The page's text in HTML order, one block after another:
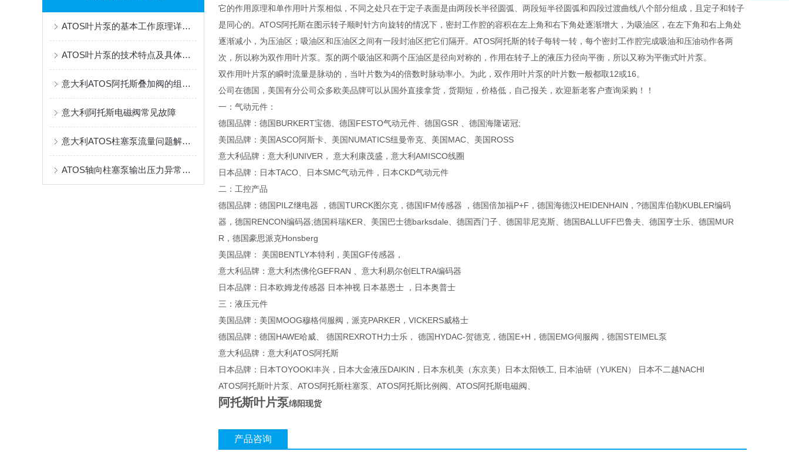
ATOS叶片泵的基本工作原理详细分析
ATOS叶片泵的技术特点及具体应用场景
意大利ATOS阿托斯叠加阀的组装步骤
意大利阿托斯电磁阀常见故障
意大利ATOS柱塞泵流量问题解决方案
ATOS轴向柱塞泵输出压力异常输出压力过低
它的作用原理和单作用叶片泵相似，不同之处只在于定子表面是由两段长半径圆弧、两段短半径圆弧和四段过渡曲线八个部分组成，且定子和转子
是同心的。ATOS阿托斯在图示转子顺时针方向旋转的情况下，密封工作腔的容积在左上角和右下角处逐渐增大，为吸油区，在左下角和右上角处
逐渐减小，为压油区；吸油区和压油区之间有一段封油区把它们隔开。ATOS阿托斯的转子每转一转，每个密封工作腔完成吸油和压油动作各两
次，所以称为双作用叶片泵。泵的两个吸油区和两个压油区是径向对称的，作用在转子上的液压力径向平衡，所以又称为平衡式叶片泵。
双作用叶片泵的瞬时流量是脉动的，当叶片数为4的倍数时脉动率小。为此，双作用叶片泵的叶片数一般都取12或16。
公司在德国，美国有分公司众多欧美品牌可以从国外直接拿货，货期短，价格低，自己报关，欢迎新老客户查询采购！！
一：气动元件：
德国品牌：德国BURKERT宝德、德国FESTO气动元件、德国GSR 、德国海隆诺冠;
美国品牌：美国ASCO阿斯卡、美国NUMATICS纽曼帝克、美国MAC、美国ROSS
意大利品牌：意大利UNIVER， 意大利康茂盛，意大利AMISCO线圈
日本品牌：日本TACO、日本SMC气动元件，日本CKD气动元件
二：工控产品
德国品牌：德国PILZ继电器 ，德国TURCK图尔克，德国IFM传感器 ，德国倍加福P+F，德国海德汉HEIDENHAIN，?德国库伯勒KUBLER编码
器，德国RENCON编码器;德国科瑞KER、美国巴士德barksdale、德国西门子、德国菲尼克斯、德国BALLUFF巴鲁夫、德国亨士乐、德国MUR
R，德国豪思派克Honsberg
美国品牌： 美国BENTLY本特利，美国GF传感器，
意大利品牌：意大利杰佛伦GEFRAN 、意大利易尔创ELTRA编码器
日本品牌：日本欧姆龙传感器 日本神视 日本基恩士 ，日本奥普士
三：液压元件
美国品牌：美国MOOG穆格伺服阀，派克PARKER，VICKERS威格士
德国品牌：德国HAWE哈威、 德国REXROTH力士乐， 德国HYDAC-贺德克，德国E+H，德国EMG伺服阀，德国STEIMEL泵
意大利品牌：意大利ATOS阿托斯
日本品牌：日本TOYOOKI丰兴，日本大金液压DAIKIN，日本东机美（东京美）日本太阳铁工, 日本油研（YUKEN） 日本不二越NACHI
ATOS阿托斯叶片泵、ATOS阿托斯柱塞泵、ATOS阿托斯比例阀、ATOS阿托斯电磁阀、
阿托斯叶片泵绵阳现货
产品咨询